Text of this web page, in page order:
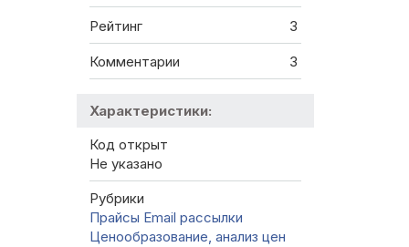
Рейтинг 3
Комментарии 3
Характеристики:
Код открыт
Не указано
Рубрики
Прайсы Email рассылки
Ценообразование, анализ цен